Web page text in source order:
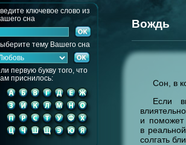
ключевое слово из
сна
тему Вашего сна
первую букву того, что
приснилось:
Вождь
Сон, в
Если
и
в
солгать